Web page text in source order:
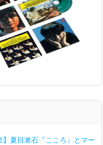
】夏目漱石『こころ』とマー